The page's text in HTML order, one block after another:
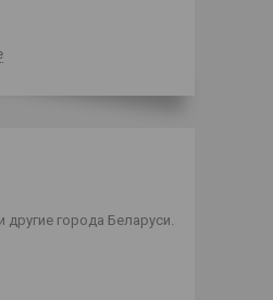
города Беларуси.